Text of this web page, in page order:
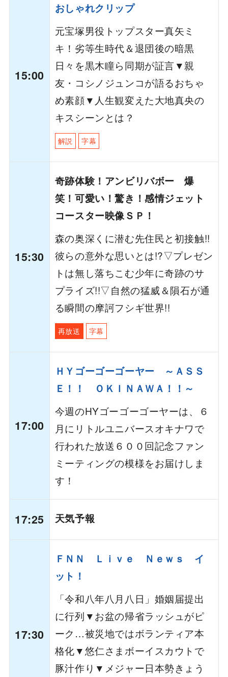
15:00
おしゃれクリップ
元宝塚男役トップスター真矢ミ
キ！劣等生時代＆退団後の暗黒
日々を黒木瞳ら同期が証言▼親
友・コシノジュンコが語るおちゃ
め素顔▼人生観変えた大地真央の
キスシーンとは？
解説 字幕
15:30
奇跡体験！アンビリバボー 爆
笑！可愛い！驚き！感情ジェット
コースター映像ＳＰ！
森の奥深くに潜む先住民と初接触!!
彼らの意外な思いとは!?▽プレゼン
トは無し落ちこむ少年に奇跡のサ
プライズ!!▽自然の猛威＆隕石が通
る瞬間の摩訶フシギ世界!!
再放送 字幕
17:00
ＨＹゴーゴーゴーヤー ～ＡＳＳ
Ｅ！！ ＯＫＩＮＡＷＡ！！～
今週のHYゴーゴーゴーヤーは、６
月にリトルユニバースオキナワで
行われた放送６００回記念ファン
ミーティングの模様をお届けしま
す！
17:25 天気予報
17:30
ＦＮＮ Ｌｉｖｅ Ｎｅｗｓ イ
ット！
「令和八年八月八日」婚姻届提出
に行列▼お盆の帰省ラッシュがピ
ーク…被災地ではボランティア本
格化▼悠仁さまボーイスカウトで
豚汁作り▼メジャー日本勢きょう